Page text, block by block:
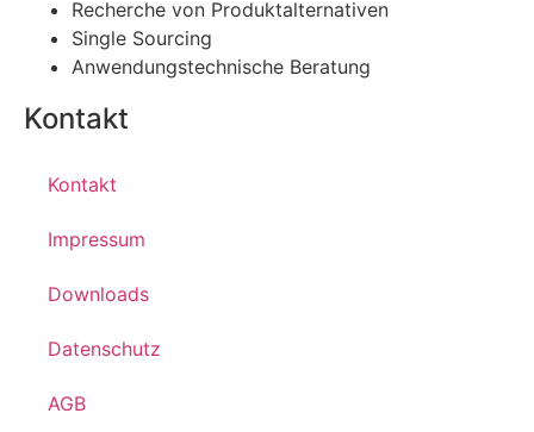
Recherche von Produktalternativen
Single Sourcing
Anwendungstechnische Beratung
Kontakt
Kontakt
Impressum
Downloads
Datenschutz
AGB